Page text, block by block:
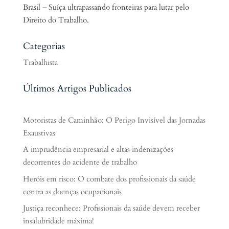
Brasil – Suíça ultrapassando fronteiras para lutar pelo
Direito do Trabalho.
Categorias
Trabalhista
Últimos Artigos Publicados
Motoristas de Caminhão: O Perigo Invisível das Jornadas
Exaustivas
A imprudência empresarial e altas indenizações
decorrentes do acidente de trabalho
Heróis em risco: O combate dos profissionais da saúde
contra as doenças ocupacionais
Justiça reconhece: Profissionais da saúde devem receber
insalubridade máxima!